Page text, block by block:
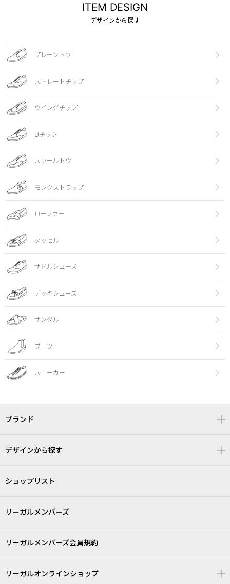
ITEM DESIGN
デザインから探す
プレーントウ
ストレートチップ
ウイングチップ
Uチップ
スワールトウ
モンクストラップ
ローファー
タッセル
サドルシューズ
デッキシューズ
サンダル
ブーツ
スニーカー
ブランド
デザインから探す
ショップリスト
リーガルメンバーズ
リーガルメンバーズ会員規約
リーガルオンラインショップ